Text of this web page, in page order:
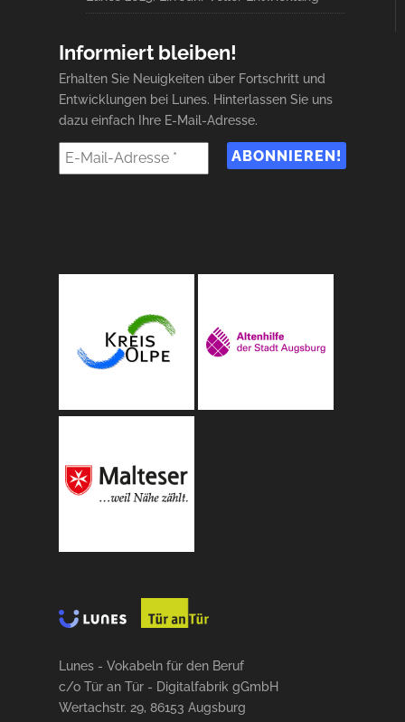
Informiert bleiben!
Erhalten Sie Neuigkeiten über Fortschritt und
Entwicklungen bei Lunes. Hinterlassen Sie uns
dazu einfach Ihre E-Mail-Adresse.
Lunes - Vokabeln für den Beruf
c/o Tür an Tür - Digitalfabrik gGmbH
Wertachstr. 29, 86153 Augsburg